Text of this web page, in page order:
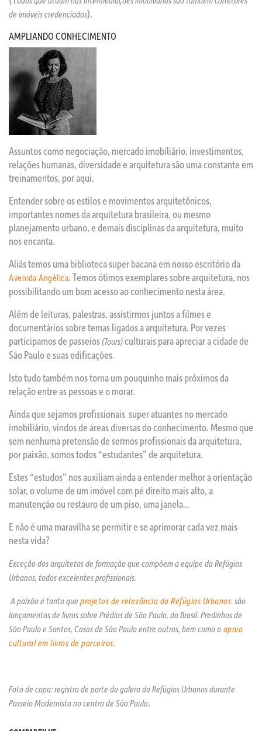
de imóveis credenciados).
AMPLIANDO CONHECIMENTO
Assuntos como negociação, mercado imobiliário, investimentos,
relações humanas, diversidade e arquitetura são uma constante em
treinamentos, por aqui.
Entender sobre os estilos e movimentos arquitetônicos,
importantes nomes da arquitetura brasileira, ou mesmo
planejamento urbano, e demais disciplinas da arquitetura, muito
nos encanta.
Aliás temos uma biblioteca super bacana em nosso escritório da
Avenida Angélica. Temos ótimos exemplares sobre arquitetura, nos
possibilitando um bom acesso ao conhecimento nesta área.
Além de leituras, palestras, assistirmos juntos a filmes e
documentários sobre temas ligados a arquitetura. Por vezes
participamos de passeios (Tours)culturais para apreciar a cidade de
São Paulo e suas edificações.
Isto tudo também nos torna um pouquinho mais próximos da
relação entre as pessoas e o morar.
Ainda que sejamos profissionais super atuantes no mercado
imobiliário, vindos de áreas diversas do conhecimento. Mesmo que
sem nenhuma pretensão de sermos profissionais da arquitetura,
por paixão, somos todos “estudantes” de arquitetura.
Estes “estudos” nos auxiliam ainda a entender melhor a orientação
solar, o volume de um imóvel com pé direito mais alto, a
manutenção ou restauro de um piso, uma janela…
E não é uma maravilha se permitir e se aprimorar cada vez mais
nesta vida?
Exceção dos arquitetos de formação que compõem a equipe da Refúgios
Urbanos, todos excelentes profissionais.
A paixão é tanta que projetos de relevância da Refúgios Urbanos são
lançamentos de livros sobre Prédios de São Paulo, do Brasil. Predinhos de
São Paulo e Santos, Casas de São Paulo entre outros, bem como o apoio
cultural em livros de parceiros.
Foto de capa: registro de parte da galera da Refúgios Urbanos durante
Passeio Modernista no centro de São Paulo.